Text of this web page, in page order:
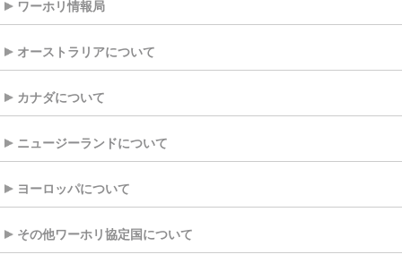
ワーホリ情報局
オーストラリアについて
カナダについて
ニュージーランドについて
ヨーロッパについて
その他ワーホリ協定国について